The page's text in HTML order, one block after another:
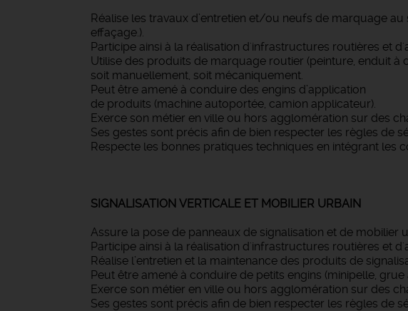
Réalise les travaux d’entretien et/ou neufs de marquage
effaçage.).
Participe ainsi à la réalisation d'infrastructures routières et
Utilise des produits de marquage routier (peinture, enduit
soit manuellement, soit mécaniquement.
Peut être amené à conduire des engins d’application
de produits (machine autoportée, camion applicateur).
Exerce son métier en ville ou hors agglomération sur des
Ses gestes sont précis afin de bien respecter les règles de
Respecte les bonnes pratiques techniques en intégrant les
SIGNALISATION VERTICALE ET MOBILIER URBAIN
Assure la pose de panneaux de signalisation et de mobilier
Participe ainsi à la réalisation d'infrastructures routières et
Réalise l’entretien et la maintenance des produits de
Peut être amené à conduire de petits engins (minipelle, grue
Exerce son métier en ville ou hors agglomération sur des
Ses gestes sont précis afin de bien respecter les règles de